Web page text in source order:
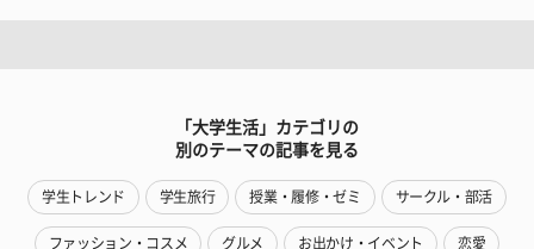
「大学生活」カテゴリの
別のテーマの記事を見る
学生トレンド 学生旅行 授業・履修・ゼミ サークル・部活
ファッション・コスメ グルメ お出かけ・イベント 恋愛